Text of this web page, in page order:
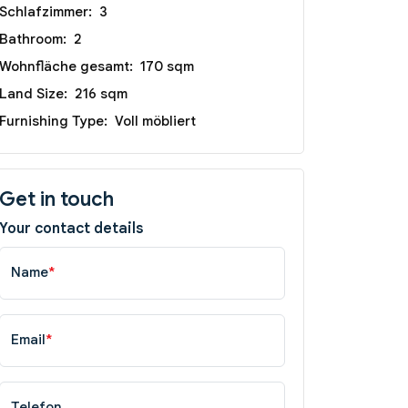
Schlafzimmer: 3
Bathroom: 2
Wohnfläche gesamt: 170 sqm
Land Size: 216 sqm
Furnishing Type: Voll möbliert
Get in touch
Your contact details
Name*
Email*